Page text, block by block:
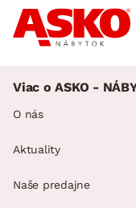
Viac o ASKO -
O nás
Aktuality
Naše predajne